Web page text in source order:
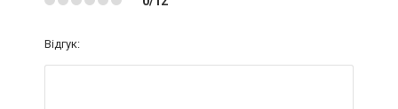
Відгук: